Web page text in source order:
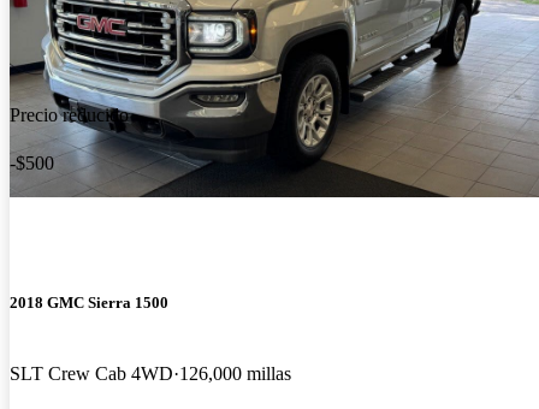
Precio reducido
-$500
2018 GMC Sierra 1500
SLT Crew Cab 4WD 126,000 millas